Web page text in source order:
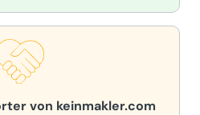
von keinmakler.com